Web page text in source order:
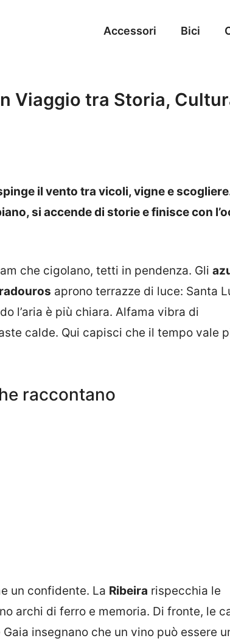
Accessori Bici
Viaggio tra Storia,
il vento tra vicoli, vigne e
si accende di storie e finisce con
che cigolano, tetti in pendenza. Gli
aprono terrazze di luce: Santa
l’aria è più chiara. Alfama vibra di
calde. Qui capisci che il tempo vale
raccontano
un confidente. La Ribeira rispecchia le
archi di ferro e memoria. Di fronte, le
insegnano che un vino può essere